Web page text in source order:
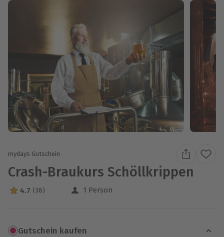
mydays Gutschein
Crash-Braukurs Schöllkrippen
4.7 Sterne von 5 aus 38 Bewertungen
4.7 (38) 1 Person
Gutschein kaufen